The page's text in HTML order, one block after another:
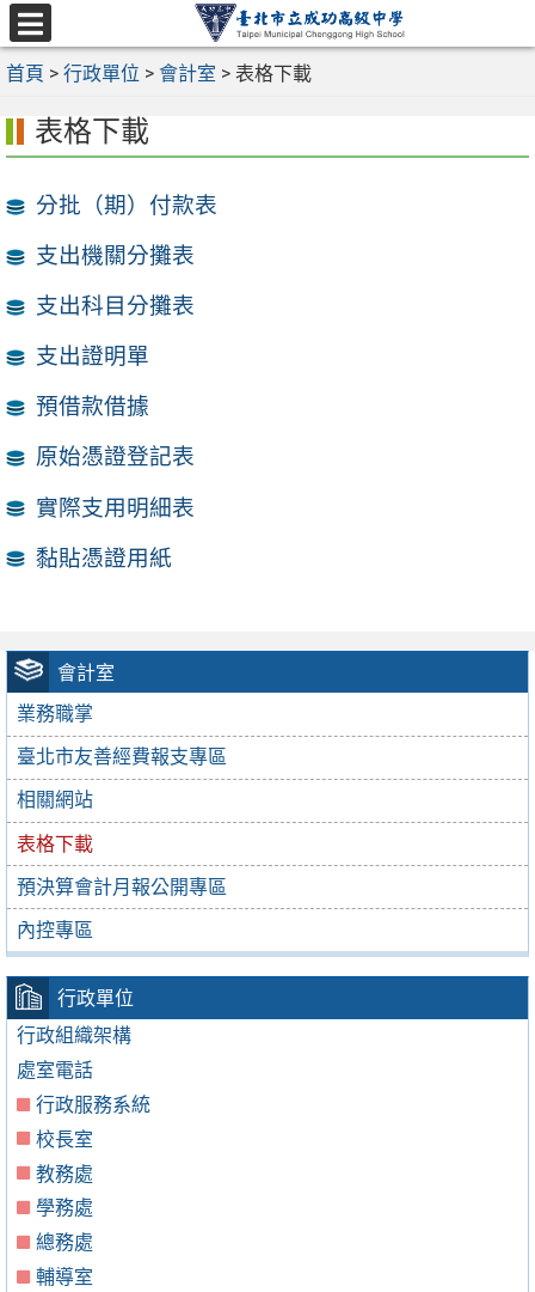
跳
至
主
容
選
單
首頁 > 行政單位 > 會計室 > 表格下載
會計室
業務職掌
臺北市友善經費報支專區
相關網站
表格下載
預決算會計月報公開專區
內控專區
行政單位
行政組織架構
處室電話
行政服務系統
校長室
教務處
學務處
總務處
輔導室
表格下載
分批（期）付款表
支出機關分攤表
支出科目分攤表
支出證明單
預借款借據
原始憑證登記表
實際支用明細表
黏貼憑證用紙